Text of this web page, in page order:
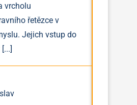
vrcholu
řetězce v
Jejich vstup do
[...]